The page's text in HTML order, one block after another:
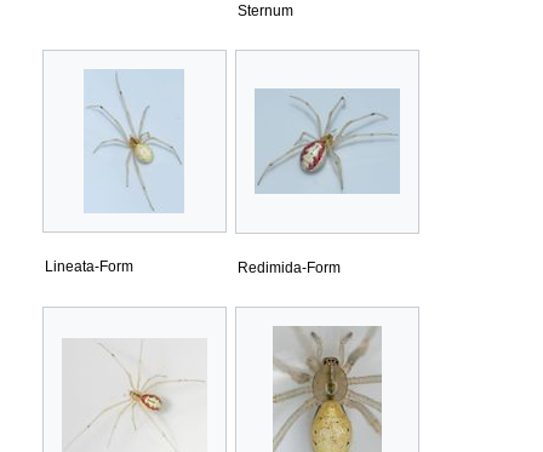
Sternum
Lineata-Form Redimida-Form